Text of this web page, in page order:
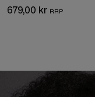
679,00 kr